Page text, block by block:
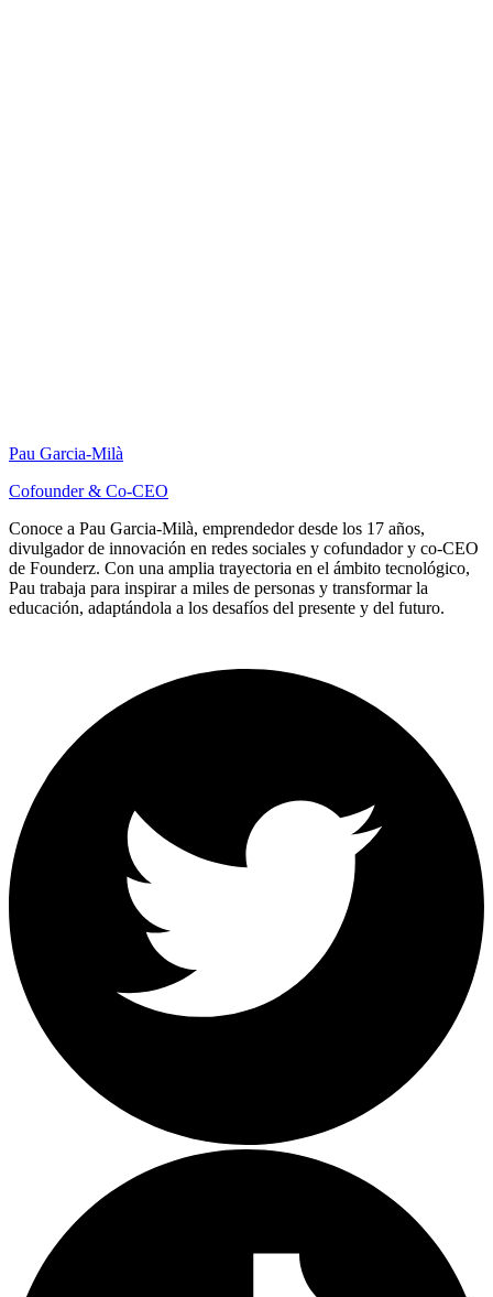
Pau Garcia-Milà
Cofounder & Co-CEO
Conoce a Pau Garcia-Milà, emprendedor desde los 17 años,
divulgador de innovación en redes sociales y cofundador y co-CEO
de Founderz. Con una amplia trayectoria en el ámbito tecnológico,
Pau trabaja para inspirar a miles de personas y transformar la
educación, adaptándola a los desafíos del presente y del futuro.